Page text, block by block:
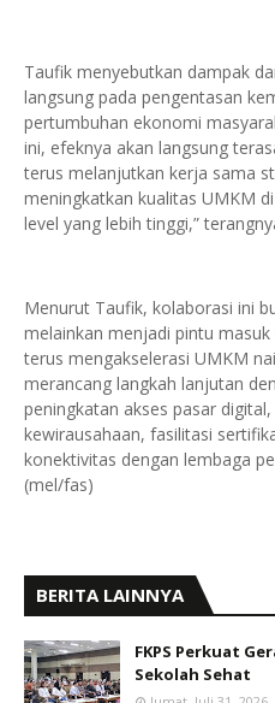
Taufik menyebutkan dampak
langsung pada pengentasan
pertumbuhan ekonomi
ini, efeknya akan langsung
terus melanjutkan kerja sama
meningkatkan kualitas UMKM
level yang lebih tinggi,”
Menurut Taufik, kolaborasi ini
melainkan menjadi pintu
terus mengakselerasi UMKM
merancang langkah lanjutan
peningkatan akses pasar
kewirausahaan, fasilitasi
konektivitas dengan lembaga
(mel/fas)
BERITA LAINNYA
FKPS Perkuat
Sekolah Sehat